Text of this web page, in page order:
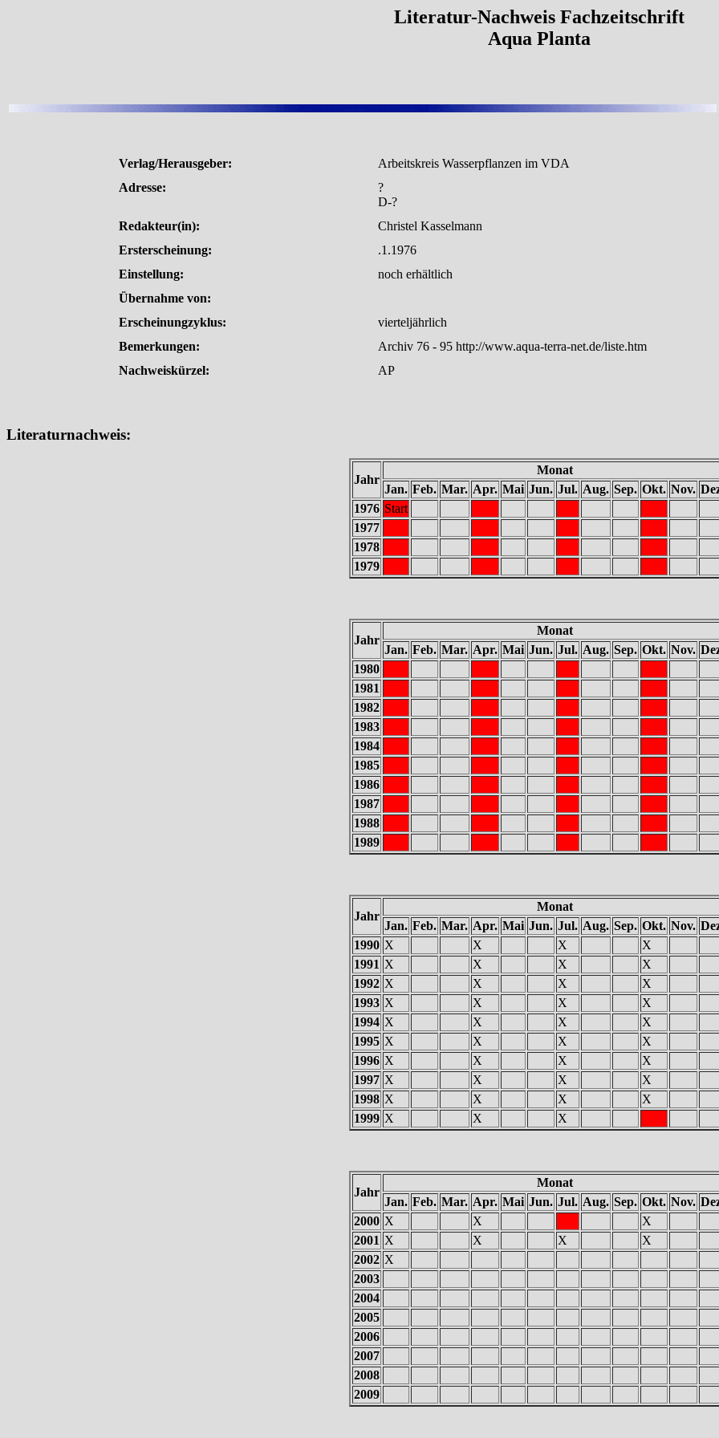
Literatur-Nachweis Fachzeitschrift
Aqua Planta
Verlag/Herausgeber:
Arbeitskreis Wasserpflanzen im VDA
Adresse:
?
D-?
Redakteur(in):
Christel Kasselmann
Ersterscheinung:
.1.1976
Einstellung:
noch erhältlich
Übernahme von:
Erscheinungzyklus:
vierteljährlich
Bemerkungen:
Archiv 76 - 95 http://www.aqua-terra-net.de/liste.htm
Nachweiskürzel:
AP
Literaturnachweis:
Jahr
Monat
Jan. Feb. Mar. Apr. Mai Jun. Jul. Aug. Sep. Okt. Nov.
1976 Start
1977
1978
1979
Jahr
Monat
Jan. Feb. Mar. Apr. Mai Jun. Jul. Aug. Sep. Okt. Nov.
1980
1981
1982
1983
1984
1985
1986
1987
1988
1989
Jahr
Monat
Jan. Feb. Mar. Apr. Mai Jun. Jul. Aug. Sep. Okt. Nov.
1990 X X X
X
1991 X X X
X
1992 X X X
X
1993 X X X
X
1994 X X X
X
1995 X X X
X
1996 X X X
X
1997 X X X
X
1998 X X X
X
1999 X X X
Jahr
Monat
Jan. Feb. Mar. Apr. Mai Jun. Jul. Aug. Sep. Okt. Nov.
2000 X X
X
2001 X X X
X
2002 X
2003
2004
2005
2006
2007
2008
2009